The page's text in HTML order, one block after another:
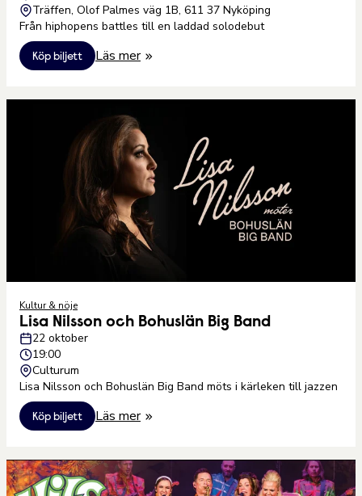
Träffen, Olof Palmes väg 1B, 611 37 Nyköping
Från hiphopens battles till en laddad solodebut
Köp biljett Läs mer
Kultur & nöje
Lisa Nilsson och Bohuslän Big Band
22 oktober
19:00
Culturum
Lisa Nilsson och Bohuslän Big Band möts i kärleken till jazzen
Köp biljett Läs mer